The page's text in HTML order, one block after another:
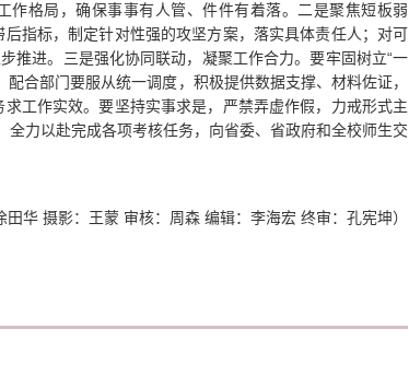
作格局，确保事事有人管、件件有着落。二是聚焦短板弱
指标，制定针对性强的攻坚方案，落实具体责任人；对可
推进。三是强化协同联动，凝聚工作合力。要牢固树立“一
合部门要服从统一调度，积极提供数据支撑、材料佐证，
工作实效。要坚持实事求是，严禁弄虚作假，力戒形式主
全力以赴完成各项考核任务，向省委、省政府和全校师生交
田华 摄影：王蒙 审核：周森 编辑：李海宏 终审：孔宪坤）